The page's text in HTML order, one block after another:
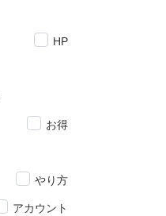
HP
お得
やり方
アカウント